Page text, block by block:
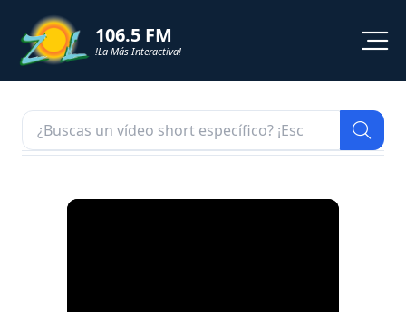
106.5 FM
!La Más Interactiva!
NOTICIAS